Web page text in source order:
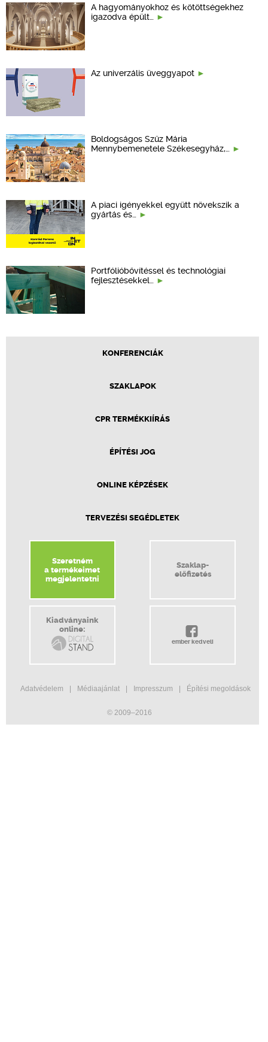
A hagyományokhoz és kötöttségekhez
igazodva épült…
Az univerzális üveggyapot
Boldogságos Szűz Mária
Mennybemenetele Székesegyház,…
A piaci igényekkel együtt növekszik a
gyártás és…
Portfólióbővítéssel és technológiai
fejlesztésekkel…
KONFERENCIÁK
SZAKLAPOK
CPR TERMÉKKIÍRÁS
ÉPÍTÉSI JOG
ONLINE KÉPZÉSEK
TERVEZÉSI SEGÉDLETEK
Szeretném
a termékeimet
megjelentetni
Szaklap-
előfizetés
Kiadványaink
online:
ember kedveli
Adatvédelem Médiaajánlat Impresszum Építési megoldások
© 2009–2016